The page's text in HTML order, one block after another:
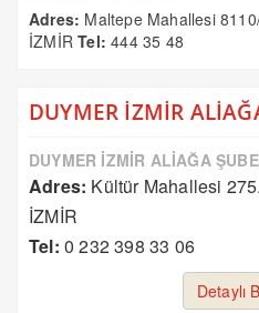
Adres: Maltepe Mahallesi
İZMİRTel: 444 35 48
DUYMER İZMİR
DUYMER İZMİR ALİAĞA
Adres: Kültür Mahallesi
İZMİR
Tel: 0 232 398 33 06
Detaylı